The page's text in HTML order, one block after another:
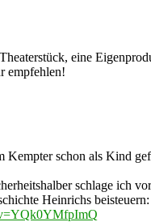
eine
empfehlen!
schon als Kind
schlage ich
Heinrichs beisteuern: